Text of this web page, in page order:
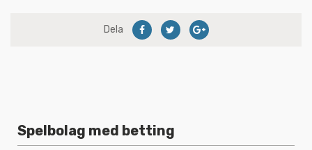
Dela
Spelbolag med betting